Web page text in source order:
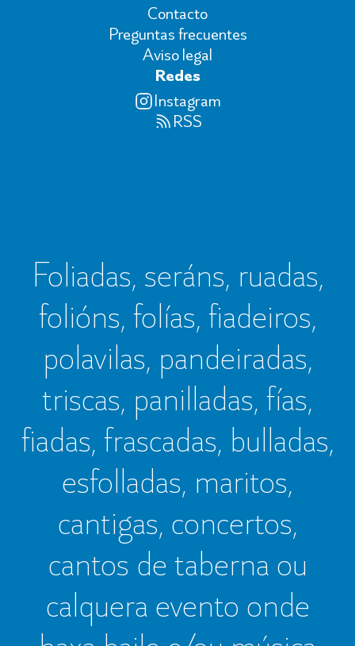
Contacto
Preguntas frecuentes
Aviso legal
Redes
Instagram
RSS
Foliadas, seráns, ruadas,
folións, folías, fiadeiros,
polavilas, pandeiradas,
triscas, panilladas, fías,
fiadas, frascadas, bulladas,
esfolladas, maritos,
cantigas, concertos,
cantos de taberna ou
calquera evento onde